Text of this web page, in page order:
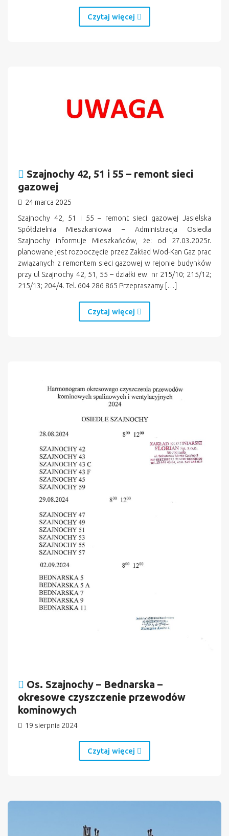
Czytaj więcej
Szajnochy 42, 51 i 55 – remont sieci
gazowej
24 marca 2025
Szajnochy 42, 51 i 55 – remont sieci gazowej Jasielska
Spółdzielnia Mieszkaniowa – Administracja Osiedla
Szajnochy informuje Mieszkańców, że: od 27.03.2025r.
planowane jest rozpoczęcie przez Zakład Wod-Kan Gaz prac
związanych z remontem sieci gazowej w rejonie budynków
przy ul Szajnochy 42, 51, 55 – działki ew. nr 215/10; 215/12;
215/13; 204/4. Tel. 604 286 865 Przepraszamy […]
Czytaj więcej
Os. Szajnochy – Bednarska –
okresowe czyszczenie przewodów
kominowych
19 sierpnia 2024
Czytaj więcej